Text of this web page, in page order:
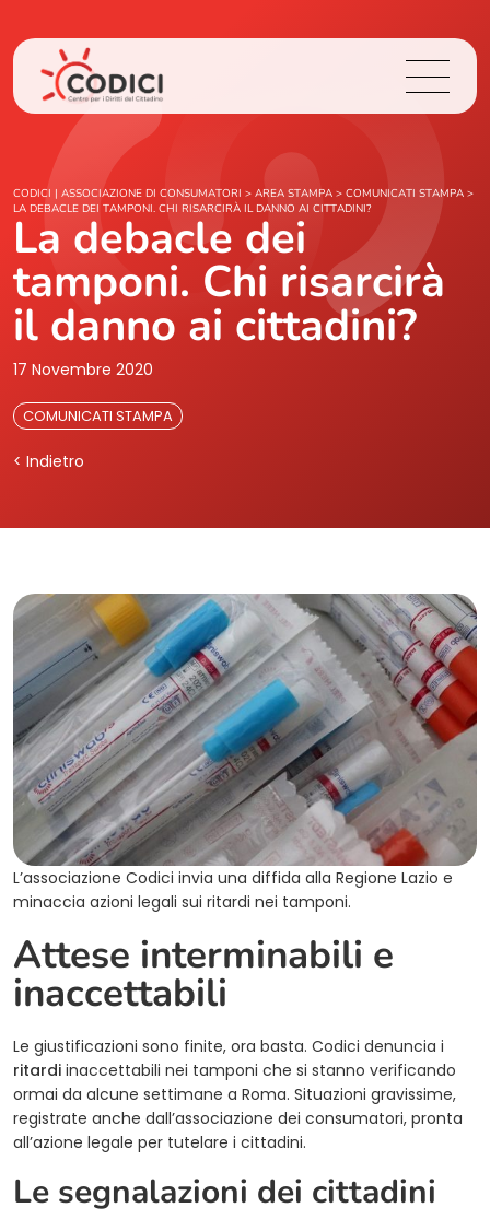
Chi Siamo
Cosa Facciamo
Area Stampa
CODICI | ASSOCIAZIONE DI CONSUMATORI > AREA STAMPA > COMUNICATI STAMPA >
LA DEBACLE DEI TAMPONI. CHI RISARCIRÀ IL DANNO AI CITTADINI?
La debacle dei
tamponi. Chi risarcirà
il danno ai cittadini?
17 Novembre 2020
COMUNICATI STAMPA
< Indietro
L’associazione Codici invia una diffida alla Regione Lazio e
minaccia azioni legali sui ritardi nei tamponi.
Attese interminabili e
inaccettabili
Le giustificazioni sono finite, ora basta. Codici denuncia i
ritardi inaccettabili nei tamponi che si stanno verificando
ormai da alcune settimane a Roma. Situazioni gravissime,
registrate anche dall’associazione dei consumatori, pronta
all’azione legale per tutelare i cittadini.
Le segnalazioni dei cittadini